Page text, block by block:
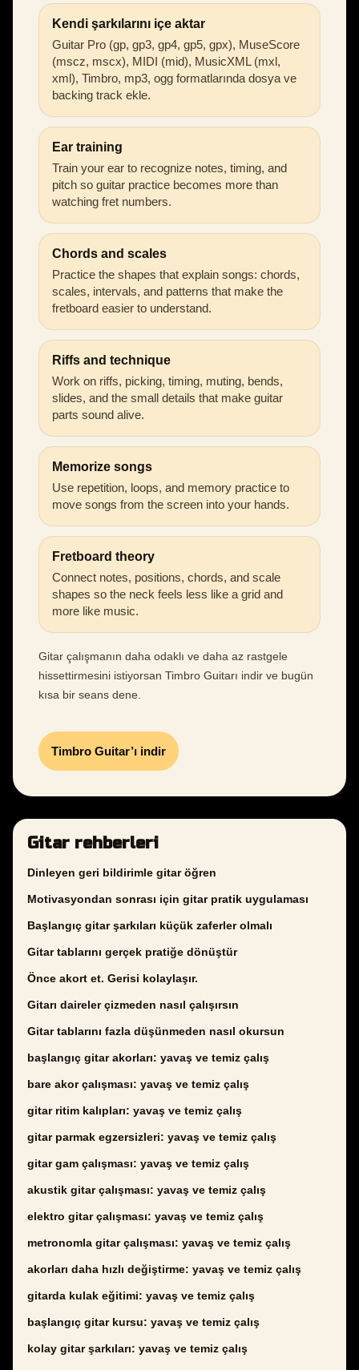
Kendi şarkılarını içe aktar
Guitar Pro (gp, gp3, gp4, gp5, gpx), MuseScore
(mscz, mscx), MIDI (mid), MusicXML (mxl,
xml), Timbro, mp3, ogg formatlarında dosya ve
backing track ekle.
Ear training
Train your ear to recognize notes, timing, and
pitch so guitar practice becomes more than
watching fret numbers.
Chords and scales
Practice the shapes that explain songs: chords,
scales, intervals, and patterns that make the
fretboard easier to understand.
Riffs and technique
Work on riffs, picking, timing, muting, bends,
slides, and the small details that make guitar
parts sound alive.
Memorize songs
Use repetition, loops, and memory practice to
move songs from the screen into your hands.
Fretboard theory
Connect notes, positions, chords, and scale
shapes so the neck feels less like a grid and
more like music.
Gitar çalışmanın daha odaklı ve daha az rastgele
hissettirmesini istiyorsan Timbro Guitarı indir ve bugün
kısa bir seans dene.
Timbro Guitar’ı indir
Gitar rehberleri
Dinleyen geri bildirimle gitar öğren
Motivasyondan sonrası için gitar pratik uygulaması
Başlangıç gitar şarkıları küçük zaferler olmalı
Gitar tablarını gerçek pratiğe dönüştür
Önce akort et. Gerisi kolaylaşır.
Gitarı daireler çizmeden nasıl çalışırsın
Gitar tablarını fazla düşünmeden nasıl okursun
başlangıç gitar akorları: yavaş ve temiz çalış
bare akor çalışması: yavaş ve temiz çalış
gitar ritim kalıpları: yavaş ve temiz çalış
gitar parmak egzersizleri: yavaş ve temiz çalış
gitar gam çalışması: yavaş ve temiz çalış
akustik gitar çalışması: yavaş ve temiz çalış
elektro gitar çalışması: yavaş ve temiz çalış
metronomla gitar çalışması: yavaş ve temiz çalış
akorları daha hızlı değiştirme: yavaş ve temiz çalış
gitarda kulak eğitimi: yavaş ve temiz çalış
başlangıç gitar kursu: yavaş ve temiz çalış
kolay gitar şarkıları: yavaş ve temiz çalış